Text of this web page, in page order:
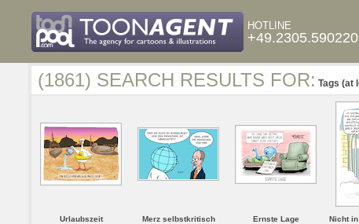
HOTLINE
(1861) SEARCH RESULTS FOR: Tags (at
Urlaubszeit
Merz selbstkritisch
Ernste Lage
Nicht